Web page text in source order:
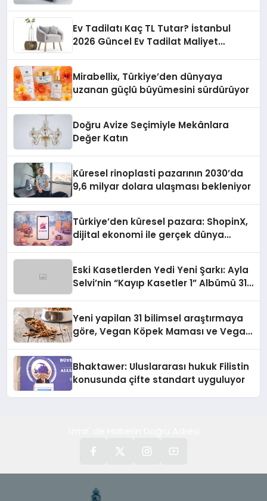
Ev Tadilatı Kaç TL Tutar? İstanbul
2026 Güncel Ev Tadilat Maliyet
Mirabellix, Türkiye’den dünyaya
uzanan güçlü büyümesini sürdürüyor
Doğru Avize Seçimiyle Mekânlara
Değer Katın
Küresel rinoplasti pazarının 2030’da
9,6 milyar dolara ulaşması bekleniyor
Türkiye’den küresel pazara: ShopinX,
dijital ekonomi ile gerçek dünya
Eski Kasetlerden Yedi Yeni Şarkı: Ayla
Selvi’nin “Kayıp Kasetler 1” Albümü 31
Yeni yapilan 31 bilimsel araştırmaya
göre, Vegan Köpek Maması ve Vegan
Bhaktawer: Uluslararası hukuk Filistin
konusunda çifte standart uyguluyor